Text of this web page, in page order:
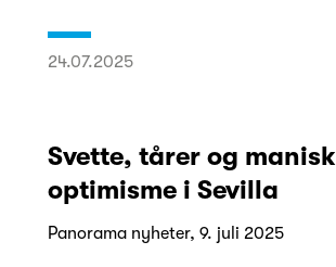
24.07.2025
Svette, tårer og manisk
optimisme i Sevilla
Panorama nyheter, 9. juli 2025